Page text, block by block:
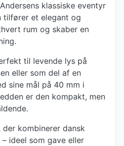
klassiske eventyr
tilfører et elegant og
rum og skaber en
til levende lys på
eller som del af en
sine mål på 40 mm i
er den kompakt, men
kombinerer dansk
ideel som gave eller